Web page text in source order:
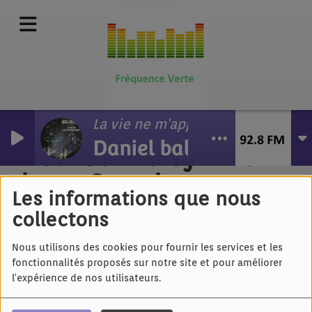
Les informations que nous
collectons
Nous utilisons des cookies pour fournir les services et les
fonctionnalités proposés sur notre site et pour améliorer
l'expérience de nos utilisateurs.
La vie ne m'apprend rien
Daniel balavoine
Nolween Leroy - Mon
beau Corsaire